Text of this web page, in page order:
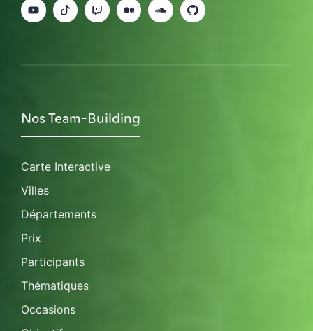
Nos Team-Building
Carte Interactive
Villes
Départements
Prix
Participants
Thématiques
Occasions